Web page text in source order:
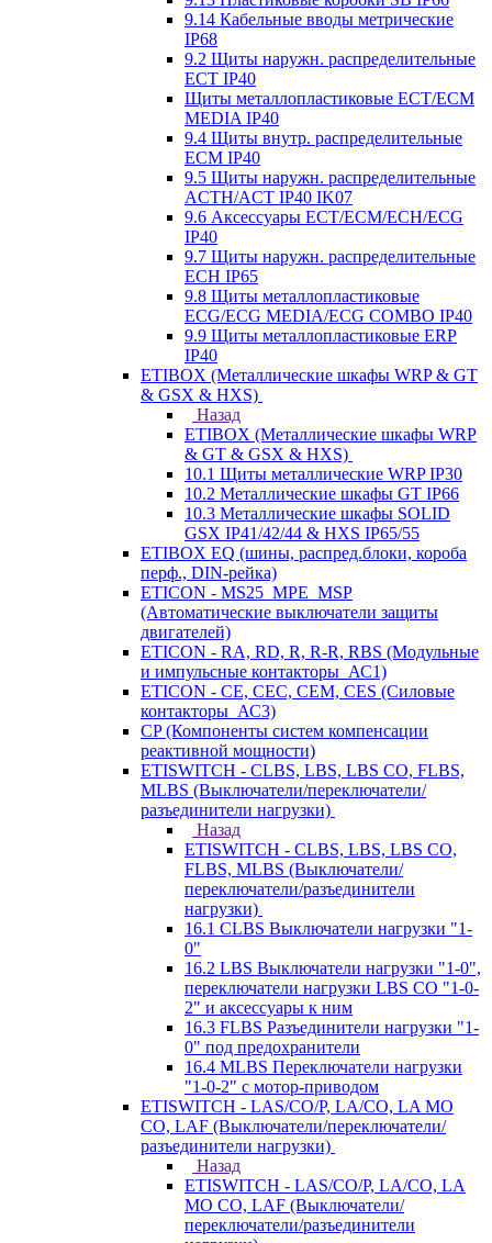
9.14 Кабельные вводы метрические
IP68
9.2 Щиты наружн. распределительные
ECT IP40
Щиты металлопластиковые ECT/ECM
MEDIA IP40
9.4 Щиты внутр. распределительные
ECМ IP40
9.5 Щиты наружн. распределительные
ACTH/ACT IP40 IK07
9.6 Аксессуары ECT/ECM/ECH/ECG
IP40
9.7 Щиты наружн. распределительные
ECH IP65
9.8 Щиты металлопластиковые
ECG/ECG MEDIA/ECG COMBO IP40
9.9 Щиты металлопластиковые ERP
IP40
ETIBOX (Металлические шкафы WRP & GT
& GSX & HXS)
Назад
ETIBOX (Металлические шкафы WRP
& GT & GSX & HXS)
10.1 Щиты металлические WRP IP30
10.2 Металлические шкафы GT IP66
10.3 Металлические шкафы SOLID
GSX IP41/42/44 & HXS IP65/55
ETIBOX EQ (шины, распред.блоки, короба
перф., DIN-рейка)
ETICON - MS25_MPE_MSP
(Автоматические выключатели защиты
двигателей)
ETICON - RA, RD, R, R-R, RBS (Модульные
и импульсные контакторы_АС1)
ETICON - CE, CEC, CEM, CES (Силовые
контакторы_АС3)
CP (Компоненты систем компенсации
реактивной мощности)
ETISWITCH - CLBS, LBS, LBS CO, FLBS,
MLBS (Выключатели/переключатели/
разъединители нагрузки)
Назад
ETISWITCH - CLBS, LBS, LBS CO,
FLBS, MLBS (Выключатели/
переключатели/разъединители
нагрузки)
16.1 CLBS Выключатели нагрузки "1-
0"
16.2 LBS Выключатели нагрузки "1-0",
переключатели нагрузки LBS CO "1-0-
2" и аксессуары к ним
16.3 FLBS Разъединители нагрузки "1-
0" под предохранители
16.4 MLBS Переключатели нагрузки
"1-0-2" с мотор-приводом
ETISWITCH - LAS/CO/P, LA/CO, LA MO
CO, LAF (Выключатели/переключатели/
разъединители нагрузки)
Назад
ETISWITCH - LAS/CO/P, LA/CO, LA
MO CO, LAF (Выключатели/
переключатели/разъединители